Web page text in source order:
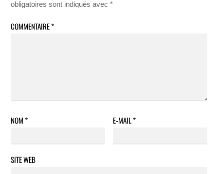
obligatoires sont indiqués avec*
COMMENTAIRE*
NOM* E-MAIL*
SITE WEB